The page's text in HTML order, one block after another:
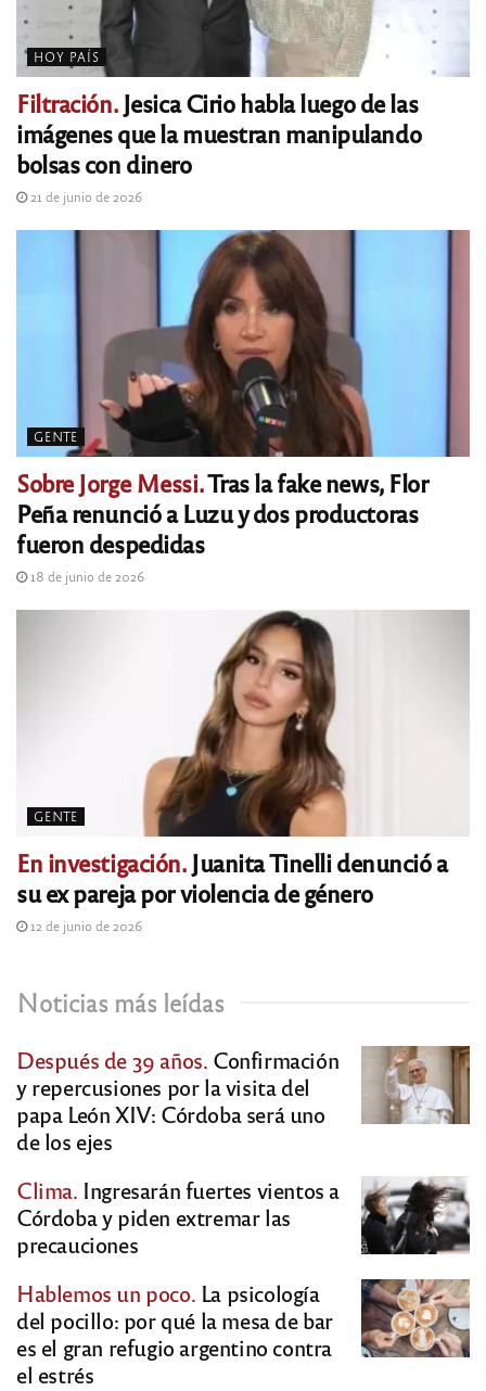
HOY PAÍS
Filtración.Jesica Cirio habla luego de las
imágenes que la muestran manipulando
bolsas con dinero
21 de junio de 2026
GENTE
Sobre Jorge Messi.Tras la fake news, Flor
Peña renunció a Luzu y dos productoras
fueron despedidas
18 de junio de 2026
GENTE
En investigación.Juanita Tinelli denunció a
su ex pareja por violencia de género
12 de junio de 2026
Noticias más leídas
Después de 39 años. Confirmación
y repercusiones por la visita del
papa León XIV: Córdoba será uno
de los ejes
Clima. Ingresarán fuertes vientos a
Córdoba y piden extremar las
precauciones
Hablemos un poco. La psicología
del pocillo: por qué la mesa de bar
es el gran refugio argentino contra
el estrés